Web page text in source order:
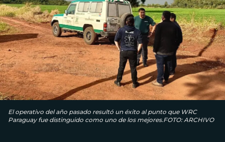
El operativo del año pasado resultó un éxito al punto que WRC
Paraguay fue distinguido como uno de los mejores.FOTO: ARCHIVO